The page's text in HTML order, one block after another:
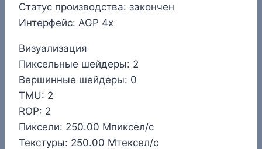
Статус производства: закончен
Интерфейс: AGP 4x
Визуализация
Пиксельные шейдеры: 2
Вершинные шейдеры: 0
TMU: 2
ROP: 2
Пиксели: 250.00 Мпиксел/с
Текстуры: 250.00 Мтексел/с